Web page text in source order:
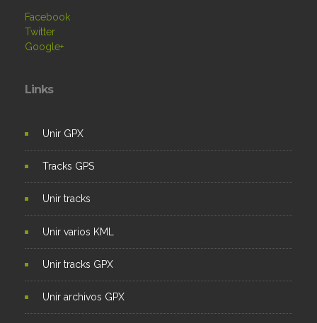
Facebook
Twitter
Google+
Links
Unir GPX
Tracks GPS
Unir tracks
Unir varios KML
Unir tracks GPX
Unir archivos GPX